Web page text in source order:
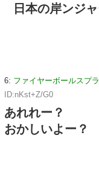
日本の岸ンジ
6: ファイヤーボールスプ
ID:nKst+Z/G0
あれれー？
おかしいよー？